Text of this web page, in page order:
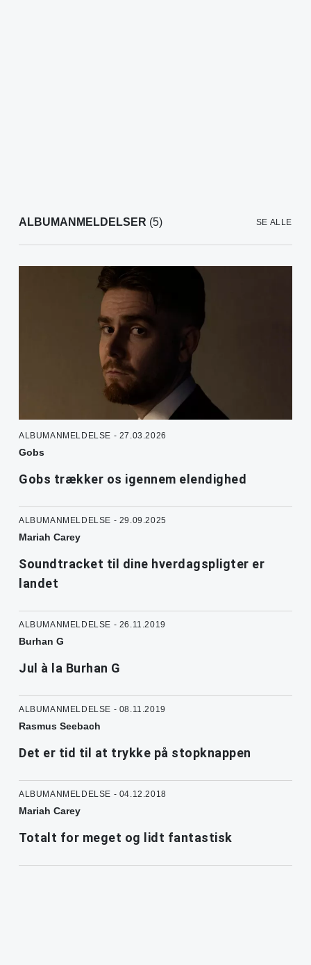
ALBUMANMELDELSER (5) SE ALLE
ALBUMANMELDELSE - 27.03.2026
Gobs
Gobs trækker os igennem elendighed
ALBUMANMELDELSE - 29.09.2025
Mariah Carey
Soundtracket til dine hverdagspligter er
landet
ALBUMANMELDELSE - 26.11.2019
Burhan G
Jul à la Burhan G
ALBUMANMELDELSE - 08.11.2019
Rasmus Seebach
Det er tid til at trykke på stopknappen
ALBUMANMELDELSE - 04.12.2018
Mariah Carey
Totalt for meget og lidt fantastisk